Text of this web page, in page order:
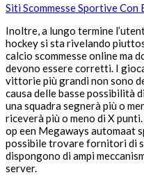
Siti Scommesse Sportive Con
Inoltre, a lungo termine
hockey si sta rivelando
calcio scommesse online ma
devono essere corretti. I
vittorie più grandi non sono
causa delle basse possibilità
una squadra segnerà più o
riceverà più o meno di X
op een Megaways automaat
possibile trovare fornitori di
dispongono di ampi
server.